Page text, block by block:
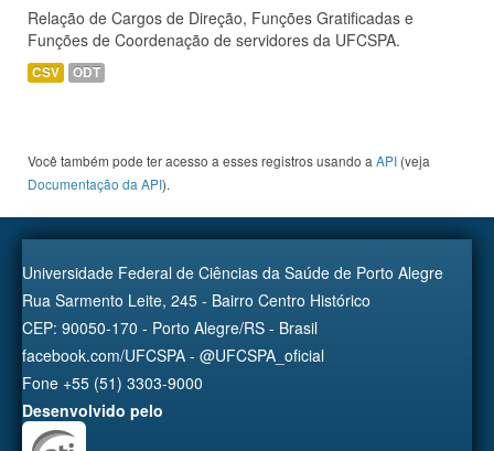
Relação de Cargos de Direção, Funções Gratificadas e
Funções de Coordenação de servidores da UFCSPA.
CSV ODT
Você também pode ter acesso a esses registros usando a API (veja
Documentação da API).
Universidade Federal de Ciências da Saúde de Porto Alegre
Rua Sarmento Leite, 245 - Bairro Centro Histórico
CEP: 90050-170 - Porto Alegre/RS - Brasil
facebook.com/UFCSPA - @UFCSPA_oficial
Fone +55 (51) 3303-9000
Desenvolvido pelo